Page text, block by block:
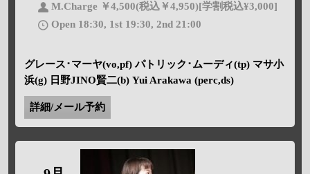
M.Charge ￥4,500(税込￥4,950)[学割税込¥3,000]
Open 18:30, 1st 19:30, 2nd 21:00
グレース･マーヤ(vo,pf) パトリック･ムーディ(tp) マサ小
浜(g) 日野JINO賢二(b) Yui Arakawa (perc,ds)
詳細/メール予約